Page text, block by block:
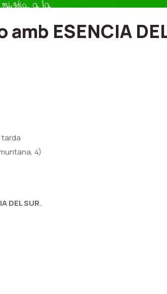
ESENCIA
tarda
4)
DEL SUR.